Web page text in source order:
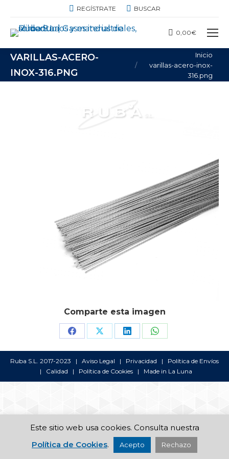
REGÍSTRATE BUSCAR:
BUSCAR
0,00€
VARILLAS-ACERO-
INOX-316.PNG
Inicio
varillas-acero-inox-
316.png
Comparte esta imagen
Share
on
Facebook
Share
on
X
Share
on
LinkedIn
Share
on
WhatsApp
Ruba S.L. 2017-2023 | Aviso Legal | Privacidad | Política de Envíos
| Calidad | Política de Cookies | Made in La Luna
Este sitio web usa cookies. Consulta nuestra
Política de Cookies. Acepto Rechazo